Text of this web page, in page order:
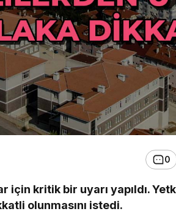
0
için kritik bir uyarı yapıldı.
olunmasını istedi.